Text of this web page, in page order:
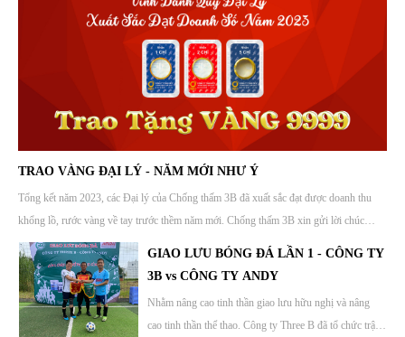
TRAO VÀNG ĐẠI LÝ - NĂM MỚI NHƯ Ý
Tổng kết năm 2023, các Đại lý của Chống thấm 3B đã xuất sắc đạt được doanh thu
khổng lồ, rước vàng về tay trước thềm năm mới. Chống thấm 3B xin gửi lời chúc
mừng và cảm ơn sâu sắc đến Quý Đại lý đã cùng đồng hành và phát triển trong những
năm qua.
khuyến mãi Chương trình Tri ân Khách hàng cho Sản
phẩm PU TRƯƠNG NỞ XỬ LÝ RÒ RỈ 3B-668 và
3B-UF3000 với giá cực ưu đãi và tặng kèm Voucher
lên đến 500k.
TRAO VÀNG ĐẠI LÝ - NĂM MỚI NHƯ
Ý
Tổng kết năm 2023, các Đại lý của Chống thấm 3B đã
xuất sắc đạt được doanh thu khổng lồ, rước vàng về tay
trước thềm năm mới. Chống thấm 3B xin gửi lời chúc
HỘI THẢO CHỐNG THẤM GALA
DINNER ĐÀ NẴNG
Ngày 17 tháng 12 năm 2023, Hội thảo GALA
DINNER- tại Đà Nẵng đã diễn ra thành công tốt đẹp
với sự góp mặt của đông đảo khách mời gồm Quý thầu
giữa CÔNG TY CHỐNG THẤM THREE B và
CÔNG TY CỔ PHẦN CHĂM SÓC CÔNG TRÌNH
GIAO LƯU BÓNG ĐÁ LẦN 1 - CÔNG TY
3B vs CÔNG TY ANDY
Nhằm nâng cao tinh thần giao lưu hữu nghị và nâng
cao tinh thần thể thao. Công ty Three B đã tổ chức trận